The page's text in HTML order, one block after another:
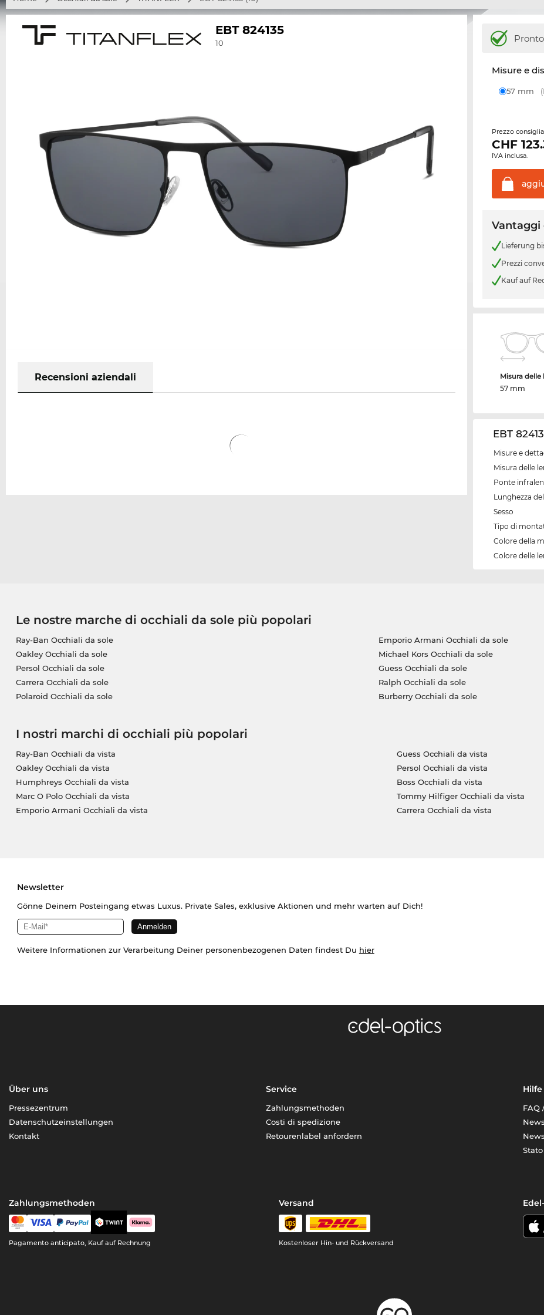
EBT 824135
10
Recensioni aziendali
Misure e
57 mm
Prezzo
CHF
IVA inclusa.
Vantaggi
Lieferung
Prezzi
Kauf auf
Misura delle
57 mm
EBT
Misure e
Misura delle
Ponte
Lunghezza
Sesso
Tipo di
Colore della
Colore delle
Le nostre marche di occhiali da sole più popolari
Ray-Ban Occhiali da sole
Oakley Occhiali da sole
Persol Occhiali da sole
Carrera Occhiali da sole
Polaroid Occhiali da sole
Emporio Armani Occhiali da sole
Michael Kors Occhiali da sole
Guess Occhiali da sole
Ralph Occhiali da sole
Burberry Occhiali da sole
I nostri marchi di occhiali più popolari
Ray-Ban Occhiali da vista
Oakley Occhiali da vista
Humphreys Occhiali da vista
Marc O Polo Occhiali da vista
Emporio Armani Occhiali da vista
Guess Occhiali da vista
Persol Occhiali da vista
Boss Occhiali da vista
Tommy Hilfiger Occhiali da vista
Carrera Occhiali da vista
Newsletter
Gönne Deinem Posteingang etwas Luxus. Private Sales, exklusive Aktionen und mehr warten auf Dich!
Weitere Informationen zur Verarbeitung Deiner personenbezogenen Daten findest Du hier
Über uns
Pressezentrum
Datenschutzeinstellungen
Kontakt
Service
Zahlungsmethoden
Costi di spedizione
Retourenlabel anfordern
Hilfe
FAQ
Zahlungsmethoden
Pagamento anticipato, Kauf auf Rechnung
Versand
Kostenloser Hin- und Rückversand